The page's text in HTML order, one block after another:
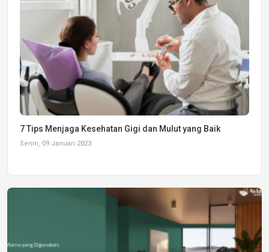
7 Tips Menjaga Kesehatan Gigi dan Mulut yang Baik
Senin, 09 Januari 2023